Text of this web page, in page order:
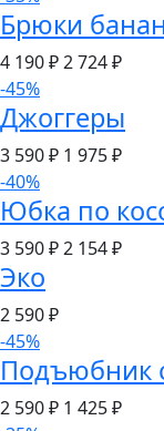
Брюки
4 190 ₽2 724₽
-45%
Джоггеры
3 590 ₽ 1 975₽
-40%
Юбка по
3 590 ₽2 154₽
Эко
2 590₽
-45%
Подъюбник
2 590 ₽ 1 425₽